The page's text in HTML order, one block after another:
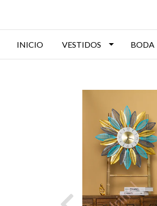
INICIO VESTIDOS BODA